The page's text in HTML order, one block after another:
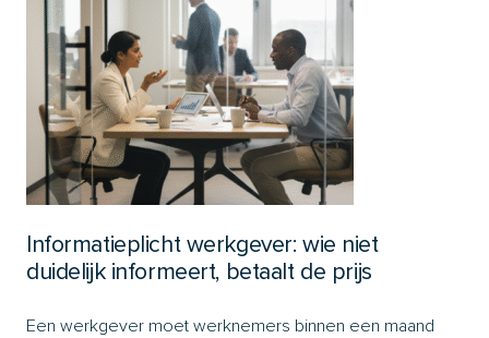
Informatieplicht werkgever: wie niet
duidelijk informeert, betaalt de prijs
Een werkgever moet werknemers binnen een maand